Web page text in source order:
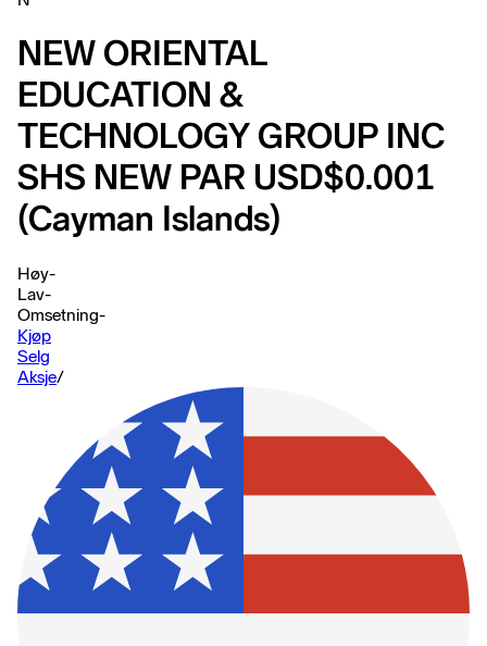
NEW ORIENTAL
EDUCATION &
TECHNOLOGY GROUP INC
SHS NEW PAR USD$0.001
(Cayman Islands)
Høy-
Lav-
Omsetning-
Kjøp
Selg
Aksje/